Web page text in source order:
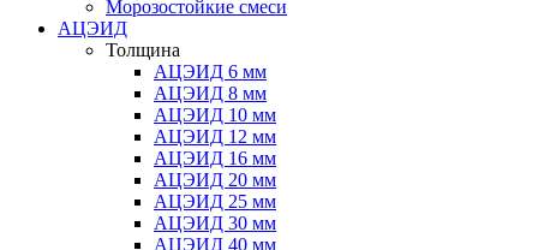
Морозостойкие смеси
АЦЭИД
Толщина
АЦЭИД 6 мм
АЦЭИД 8 мм
АЦЭИД 10 мм
АЦЭИД 12 мм
АЦЭИД 16 мм
АЦЭИД 20 мм
АЦЭИД 25 мм
АЦЭИД 30 мм
АЦЭИД 40 мм